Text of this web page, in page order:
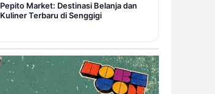
Pepito Market: Destinasi Belanja dan
Kuliner Terbaru di Senggigi